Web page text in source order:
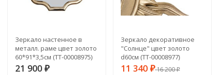
Зеркало настенное в
металл. раме цвет золото
60*91*3,5см (TT-00008975)
21 900 ₽
Зеркало декоративное
"Солнце" цвет золото
d60см (TT-00008977)
11 340 ₽16 200₽